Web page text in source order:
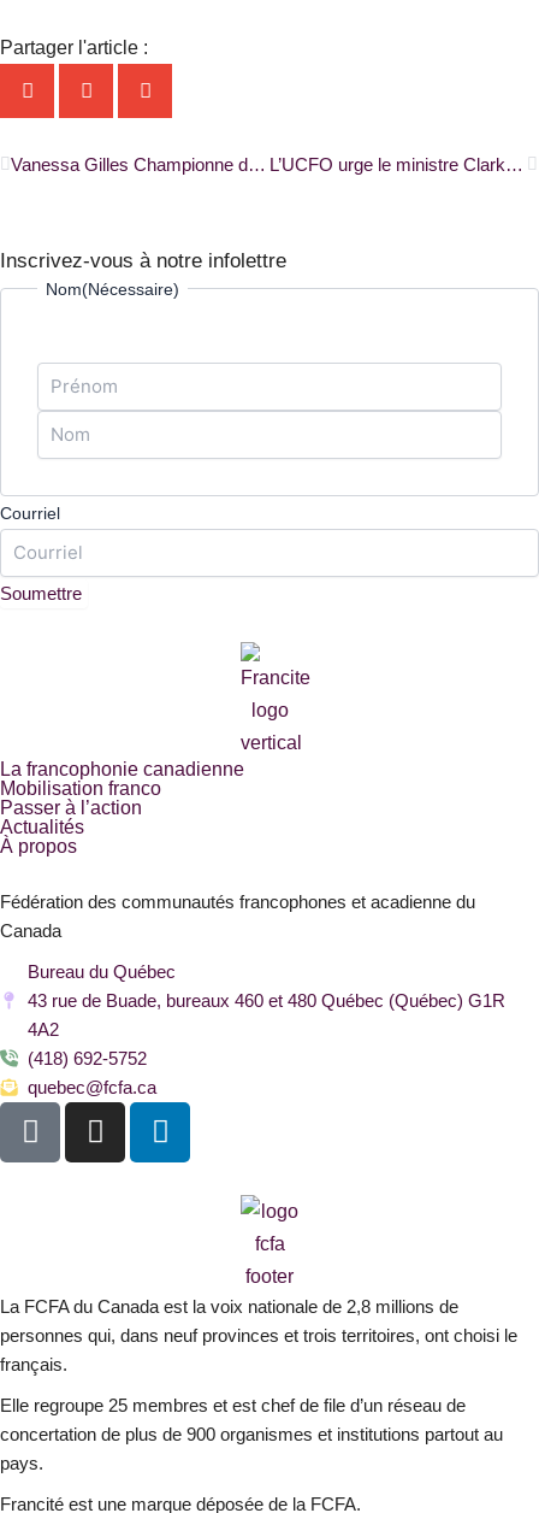
Partager l'article :
Précédent Vanessa Gilles Championne de France de Soccer |ONFR+| L’UCFO urge le ministre Clark de protéger les terres agricoles de l’Ontario |ONFR+|
Inscrivez-vous à notre infolettre
Nom(Nécessaire)
Prénom
Nom
Courriel
Soumettre
La francophonie canadienne
Mobilisation franco
Passer à l’action
Actualités
À propos
Fédération des communautés francophones et acadienne du
Canada
Bureau du Québec
43 rue de Buade, bureaux 460 et 480 Québec (Québec) G1R
4A2
(418) 692-5752
quebec@fcfa.ca
F
a
o
k
-
s
q
u
a
I
n
r
a
m
L
i
i
n
La FCFA du Canada est la voix nationale de 2,8 millions de
personnes qui, dans neuf provinces et trois territoires, ont choisi le
français.
Elle regroupe 25 membres et est chef de file d’un réseau de
concertation de plus de 900 organismes et institutions partout au
pays.
Francité est une marque déposée de la FCFA.